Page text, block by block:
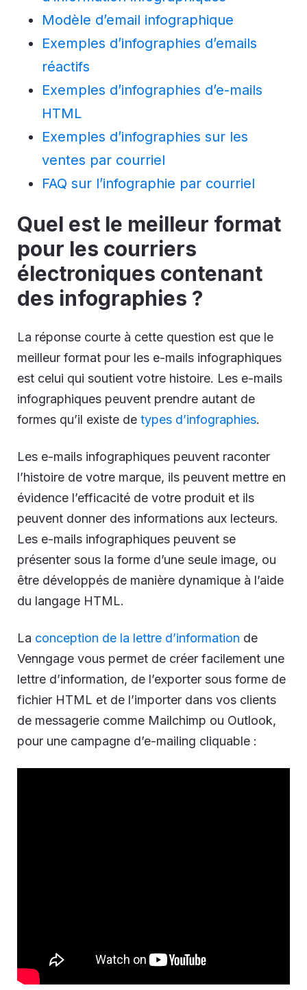
Modèle d’email infographique
Exemples d’infographies d’emails
réactifs
Exemples d’infographies d’e-mails
HTML
Exemples d’infographies sur les
ventes par courriel
FAQ sur l’infographie par courriel
Quel est le meilleur format
pour les courriers
électroniques contenant
des infographies ?
La réponse courte à cette question est que le
meilleur format pour les e-mails infographiques
est celui qui soutient votre histoire. Les e-mails
infographiques peuvent prendre autant de
formes qu’il existe de types d’infographies.
Les e-mails infographiques peuvent raconter
l’histoire de votre marque, ils peuvent mettre en
évidence l’efficacité de votre produit et ils
peuvent donner des informations aux lecteurs.
Les e-mails infographiques peuvent se
présenter sous la forme d’une seule image, ou
être développés de manière dynamique à l’aide
du langage HTML.
La conception de la lettre d’information de
Venngage vous permet de créer facilement une
lettre d’information, de l’exporter sous forme de
fichier HTML et de l’importer dans vos clients
de messagerie comme Mailchimp ou Outlook,
pour une campagne d’e-mailing cliquable :